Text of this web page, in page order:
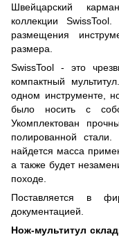
Швейцарский
коллекции
размещения
размера.
SwissTool - это
компактный
одном инструменте,
было носить с
Укомплектован
полированной
найдется масса
а также будет
походе.
Поставляется в
документацией.
Нож-мультитул